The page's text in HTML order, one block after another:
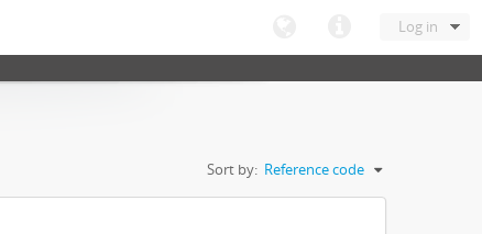
Log in
Sort by: Reference code